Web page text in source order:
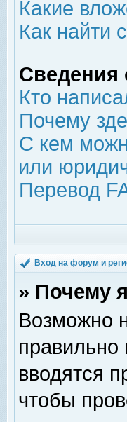
Какие
Как найти
Сведения
Кто
Почему
С кем
или
Перевод
Вход на форум и
» Почему
Возможно
правильно
вводятся
чтобы